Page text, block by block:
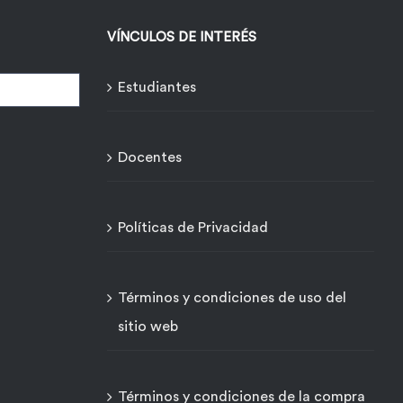
VÍNCULOS DE INTERÉS
Estudiantes
Docentes
Políticas de Privacidad
Términos y condiciones de uso del
sitio web
Términos y condiciones de la compra